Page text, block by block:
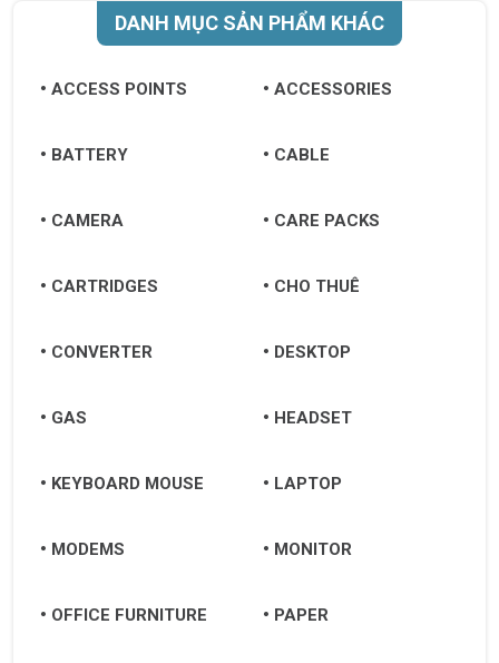
DANH MỤC SẢN PHẨM KHÁC
ACCESS POINTS ACCESSORIES
BATTERY CABLE
CAMERA CARE PACKS
CARTRIDGES CHO THUÊ
CONVERTER DESKTOP
GAS HEADSET
KEYBOARD MOUSE LAPTOP
MODEMS MONITOR
OFFICE FURNITURE PAPER